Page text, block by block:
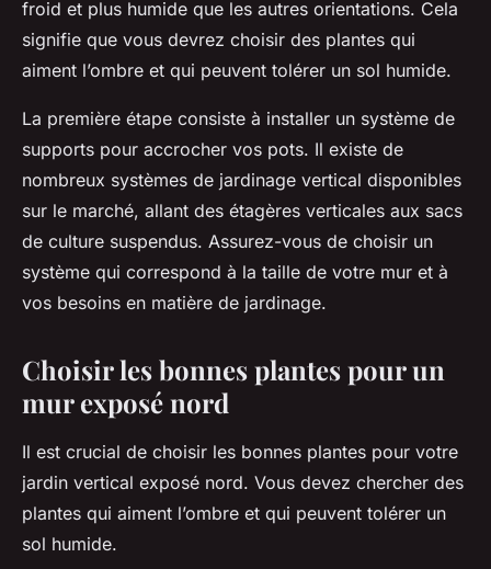
froid et plus humide que les autres orientations. Cela
signifie que vous devrez choisir des plantes qui
aiment l’ombre et qui peuvent tolérer un sol humide.
La première étape consiste à installer un système de
supports pour accrocher vos pots. Il existe de
nombreux systèmes de jardinage vertical disponibles
sur le marché, allant des étagères verticales aux sacs
de culture suspendus. Assurez-vous de choisir un
système qui correspond à la taille de votre mur et à
vos besoins en matière de jardinage.
Choisir les bonnes plantes pour un
mur exposé nord
Il est crucial de choisir les bonnes plantes pour votre
jardin vertical exposé nord. Vous devez chercher des
plantes qui aiment l’ombre et qui peuvent tolérer un
sol humide.